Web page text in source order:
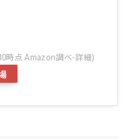
時点 Amazon調べ-詳細)